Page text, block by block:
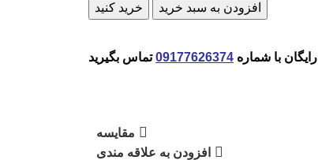
افزودن به سبد خرید خرید کنید
با شماره 09177626374تماس بگیرید
مقایسه
افزودن به علاقه مندی